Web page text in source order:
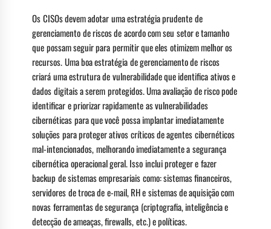
Os CISOs devem adotar uma estratégia prudente de
gerenciamento de riscos de acordo com seu setor e tamanho
que possam seguir para permitir que eles otimizem melhor os
recursos. Uma boa estratégia de gerenciamento de riscos
criará uma estrutura de vulnerabilidade que identifica ativos e
dados digitais a serem protegidos. Uma avaliação de risco pode
identificar e priorizar rapidamente as vulnerabilidades
cibernéticas para que você possa implantar imediatamente
soluções para proteger ativos críticos de agentes cibernéticos
mal-intencionados, melhorando imediatamente a segurança
cibernética operacional geral. Isso inclui proteger e fazer
backup de sistemas empresariais como: sistemas financeiros,
servidores de troca de e-mail, RH e sistemas de aquisição com
novas ferramentas de segurança (criptografia, inteligência e
detecção de ameaças, firewalls, etc.) e políticas.